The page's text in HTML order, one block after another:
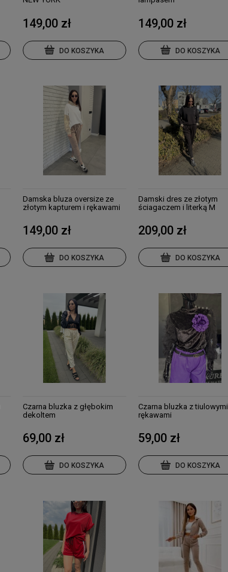
149,00 zł
DO KOSZYKA
149,00 zł
DO KOSZYKA
Damska bluza oversize ze
złotym kapturem i rękawami
149,00 zł
DO KOSZYKA
Damski dres ze złotym
ściagaczem i literką M
209,00 zł
DO KOSZYKA
Czarna bluzka z głębokim
dekoltem
69,00 zł
DO KOSZYKA
Czarna bluzka z tiulowymi
rękawami
59,00 zł
DO KOSZYKA